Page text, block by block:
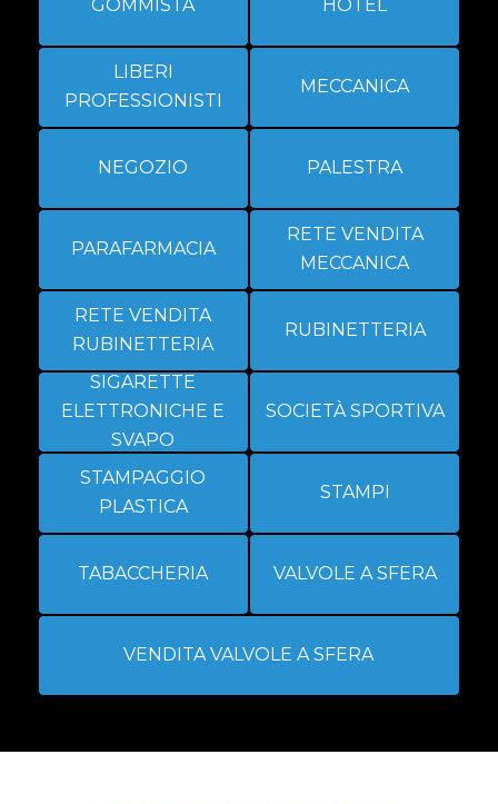
GOMMISTA HOTEL
LIBERI
PROFESSIONISTI
MECCANICA
NEGOZIO PALESTRA
PARAFARMACIA
RETE VENDITA
MECCANICA
RETE VENDITA
RUBINETTERIA
RUBINETTERIA
SIGARETTE
ELETTRONICHE E
SVAPO
SOCIETÀ SPORTIVA
STAMPAGGIO
PLASTICA
STAMPI
TABACCHERIA VALVOLE A SFERA
VENDITA VALVOLE A SFERA